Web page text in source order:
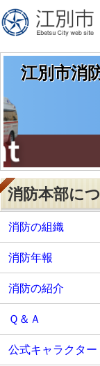
江別市消
消防本部に
消防の組織
消防年報
消防の紹介
Ｑ＆Ａ
公式キャラクター